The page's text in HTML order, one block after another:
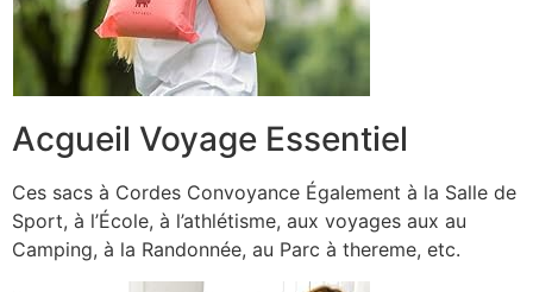
Acgueil Voyage Essentiel
Ces sacs à Cordes Convoyance Également à la Salle de
Sport, à l’École, à l’athlétisme, aux voyages aux au
Camping, à la Randonnée, au Parc à thereme, etc.